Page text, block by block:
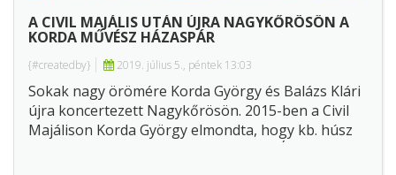
A CIVIL MAJÁLIS UTÁN ÚJRA NAGYKŐRÖSÖN A
KORDA MŰVÉSZ HÁZASPÁR
{#createdby} 2019. július 5., péntek 13:03
Sokak nagy örömére Korda György és Balázs Klári
újra koncertezett Nagykőrösön. 2015-ben a Civil
Majálison Korda György elmondta, hogy kb. húsz